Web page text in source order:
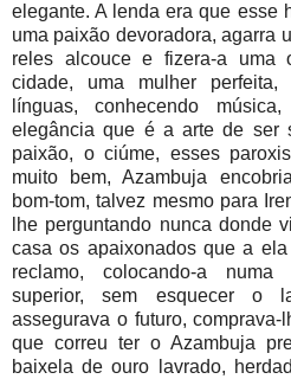
elegante. A lenda era que esse
uma paixão devoradora, agarra
reles alcouce e fizera-a uma
cidade, uma mulher
línguas, conhecendo
elegância que é a arte de ser
paixão, o ciúme, esses
muito bem, Azambuja
bom-tom, talvez mesmo para
lhe perguntando nunca donde
casa os apaixonados que a
reclamo, colocando-a numa
superior, sem esquecer o
assegurava o futuro,
que correu ter o Azambuja
baixela de ouro lavrado,